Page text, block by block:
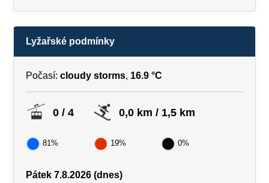
Lyžařské podmínky
Počasí: cloudy storms, 16.9 °C
0 / 4 0,0 km / 1,5 km
81% 19% 0%
Pátek 7.8.2026 (dnes)